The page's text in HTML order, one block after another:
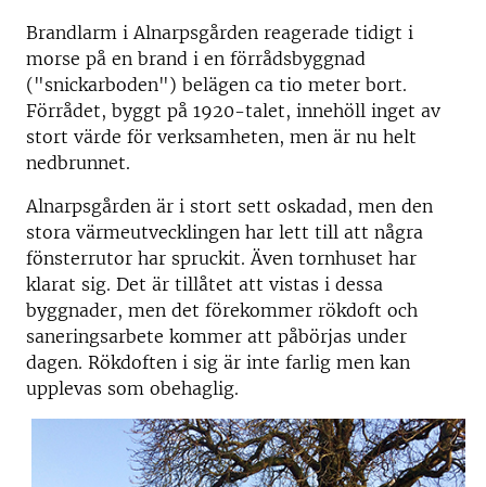
Brandlarm i Alnarpsgården reagerade tidigt i
morse på en brand i en förrådsbyggnad
("snickarboden") belägen ca tio meter bort.
Förrådet, byggt på 1920-talet, innehöll inget av
stort värde för verksamheten, men är nu helt
nedbrunnet.
Alnarpsgården är i stort sett oskadad, men den
stora värmeutvecklingen har lett till att några
fönsterrutor har spruckit. Även tornhuset har
klarat sig. Det är tillåtet att vistas i dessa
byggnader, men det förekommer rökdoft och
saneringsarbete kommer att påbörjas under
dagen. Rökdoften i sig är inte farlig men kan
upplevas som obehaglig.